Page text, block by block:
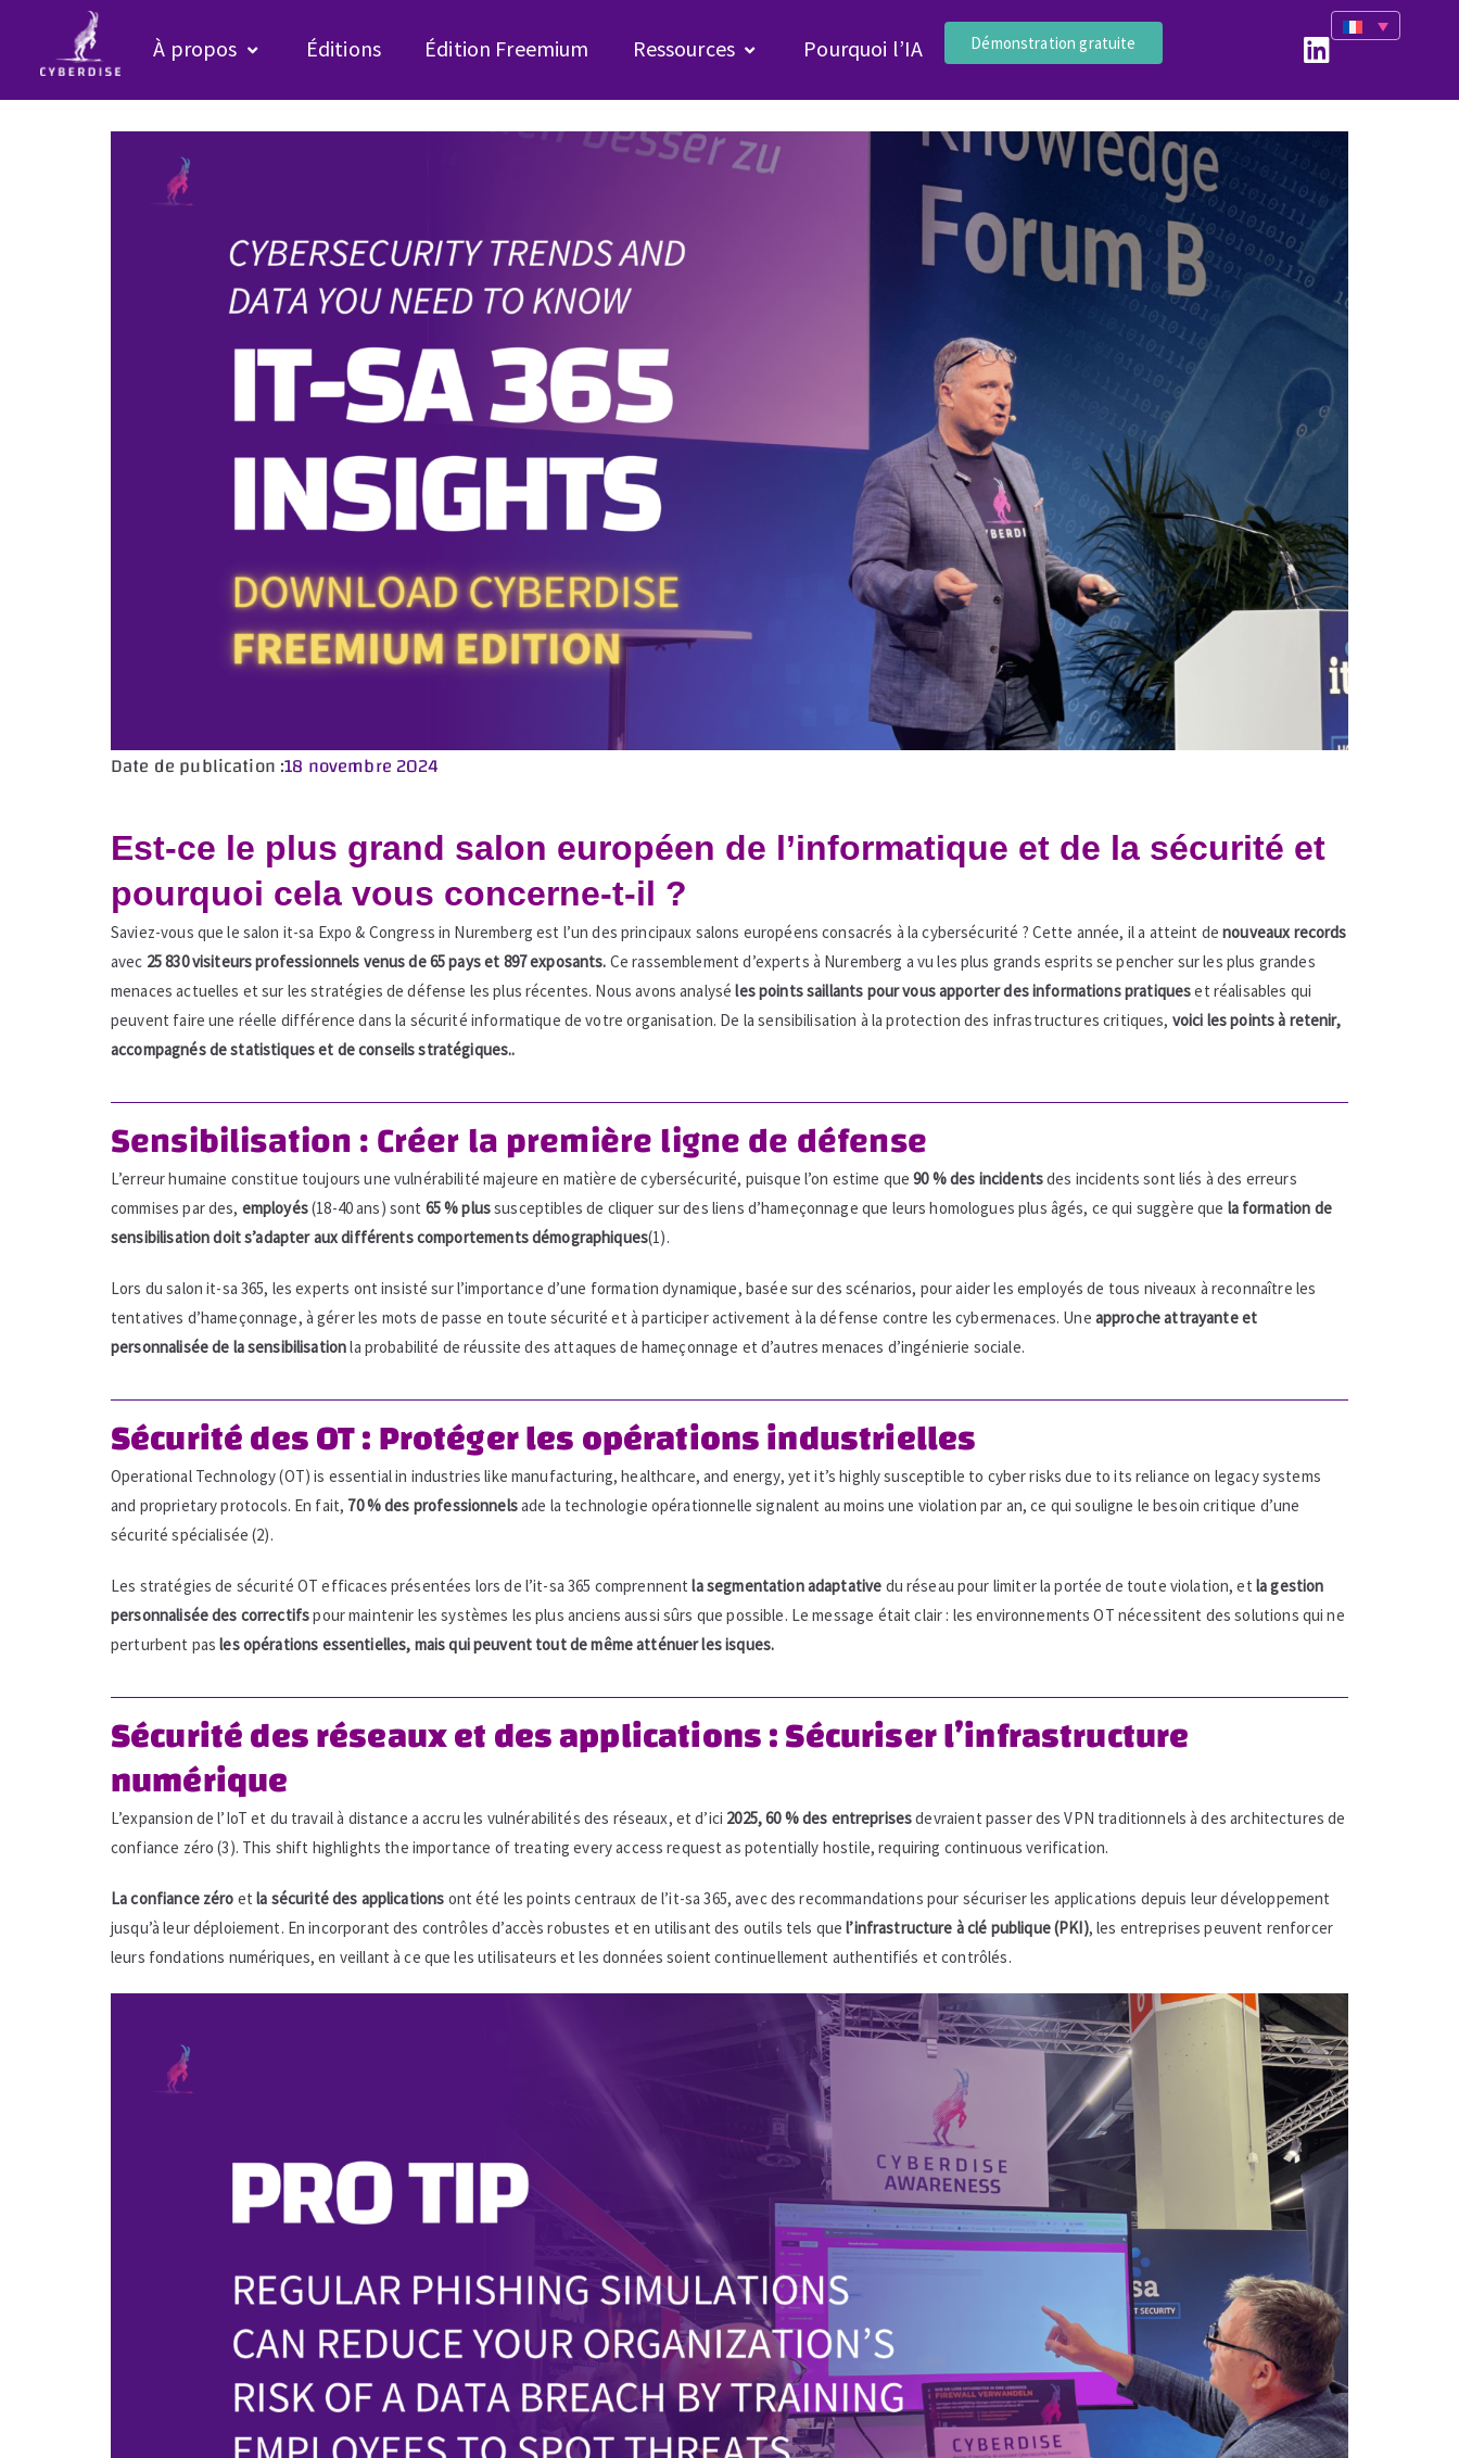
À propos Éditions Édition Freemium Ressources Pourquoi l’IA Démonstration gratuite
Date de publication :18 novembre 2024
Est-ce le plus grand salon européen de l’informatique et de la sécurité et
pourquoi cela vous concerne-t-il ?
Saviez-vous que le salon it-sa Expo & Congress in Nuremberg est l’un des principaux salons européens consacrés à la cybersécurité ? Cette année, il a atteint denouveaux records
avec 25 830 visiteurs professionnels venus de 65 pays et 897 exposants. Ce rassemblement d’experts à Nuremberg a vu les plus grands esprits se pencher sur les plus grandes
menaces actuelles et sur les stratégies de défense les plus récentes. Nous avons analyséles points saillants pour vous apporter des informations pratiqueset réalisables qui
peuvent faire une réelle différence dans la sécurité informatique de votre organisation. De la sensibilisation à la protection des infrastructures critiques, voici les points à retenir,
accompagnés de statistiques et de conseils stratégiques..
Sensibilisation : Créer la première ligne de défense
L’erreur humaine constitue toujours une vulnérabilité majeure en matière de cybersécurité, puisque l’on estime que90 % des incidentsdes incidents sont liés à des erreurs
commises par des, employés(18-40 ans) sont 65 % plussusceptibles de cliquer sur des liens d’hameçonnage que leurs homologues plus âgés, ce qui suggère que la formation de
sensibilisation doit s’adapter aux différents comportements démographiques(1).
Lors du salon it-sa 365, les experts ont insisté sur l’importance d’une formation dynamique, basée sur des scénarios, pour aider les employés de tous niveaux à reconnaître les
tentatives d’hameçonnage, à gérer les mots de passe en toute sécurité et à participer activement à la défense contre les cybermenaces. Une approche attrayante et
personnalisée de la sensibilisationla probabilité de réussite des attaques de hameçonnage et d’autres menaces d’ingénierie sociale.
Sécurité des OT : Protéger les opérations industrielles
Operational Technology (OT) is essential in industries like manufacturing, healthcare, and energy, yet it’s highly susceptible to cyber risks due to its reliance on legacy systems
and proprietary protocols. En fait, 70 % des professionnelsade la technologie opérationnelle signalent au moins une violation par an, ce qui souligne le besoin critique d’une
sécurité spécialisée (2).
Les stratégies de sécurité OT efficaces présentées lors de l’it-sa 365 comprennentla segmentation adaptative du réseau pour limiter la portée de toute violation, et la gestion
personnalisée des correctifspour maintenir les systèmes les plus anciens aussi sûrs que possible. Le message était clair : les environnements OT nécessitent des solutions qui ne
perturbent pasles opérations essentielles, mais qui peuvent tout de même atténuer les isques.
Sécurité des réseaux et des applications : Sécuriser l’infrastructure
numérique
L’expansion de l’IoT et du travail à distance a accru les vulnérabilités des réseaux, et d’ici 2025, 60 % des entreprisesdevraient passer des VPN traditionnels à des architectures de
confiance zéro (3). This shift highlights the importance of treating every access request as potentially hostile, requiring continuous verification.
La confiance zéro etla sécurité des applications ont été les points centraux de l’it-sa 365, avec des recommandations pour sécuriser les applications depuis leur développement
jusqu’à leur déploiement. En incorporant des contrôles d’accès robustes et en utilisant des outils tels quel’infrastructure à clé publique (PKI), les entreprises peuvent renforcer
leurs fondations numériques, en veillant à ce que les utilisateurs et les données soient continuellement authentifiés et contrôlés.